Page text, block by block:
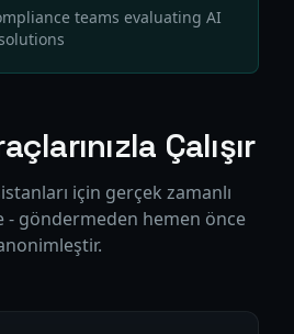
teams evaluating AI
Çalışır
için gerçek zamanlı
- göndermeden hemen önce